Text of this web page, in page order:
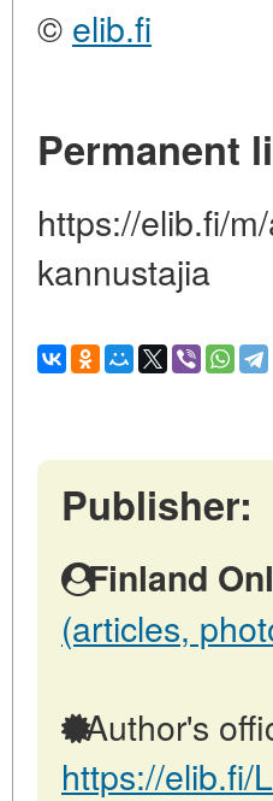
© elib.fi
Permanent
https://elib.fi/
kannustajia
Publisher:
Finland
(articles,
Author's
https://elib.fi/